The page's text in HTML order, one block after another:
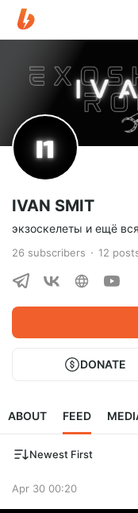
IVAN SMIT
экзоскелеты и ещё
26 subscribers 12
DONATE
ABOUT FEED
Newest First
Apr 30 00:20